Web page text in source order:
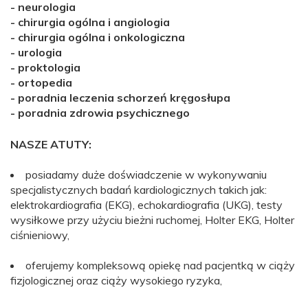
- neurologia
- chirurgia ogólna i angiologia
- chirurgia ogólna i onkologiczna
- urologia
- proktologia
- ortopedia
- poradnia leczenia schorzeń kręgosłupa
- poradnia zdrowia psychicznego
NASZE ATUTY:
posiadamy duże doświadczenie w wykonywaniu
specjalistycznych badań kardiologicznych takich jak:
elektrokardiografia (EKG), echokardiografia (UKG), testy
wysiłkowe przy użyciu bieżni ruchomej, Holter EKG, Holter
ciśnieniowy,
oferujemy kompleksową opiekę nad pacjentką w ciąży
fizjologicznej oraz ciąży wysokiego ryzyka,